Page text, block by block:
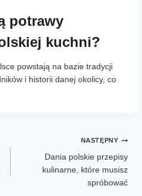
potrawy
kuchni?
powstają na bazie tradycji
i historii danej okolicy, co
NASTĘPNY
Dania polskie przepisy
kulinarne, które musisz
spróbować